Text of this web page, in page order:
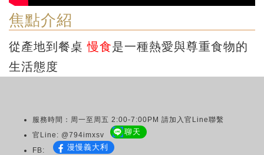
焦點介紹
從產地到餐桌慢食是一種熱愛與尊重食物的
生活態度
服務時間：周一至周五 2:00-7:00PM 請加入官Line聯繫
官Line: @794imxsv
聊天
FB: 漫慢義大利